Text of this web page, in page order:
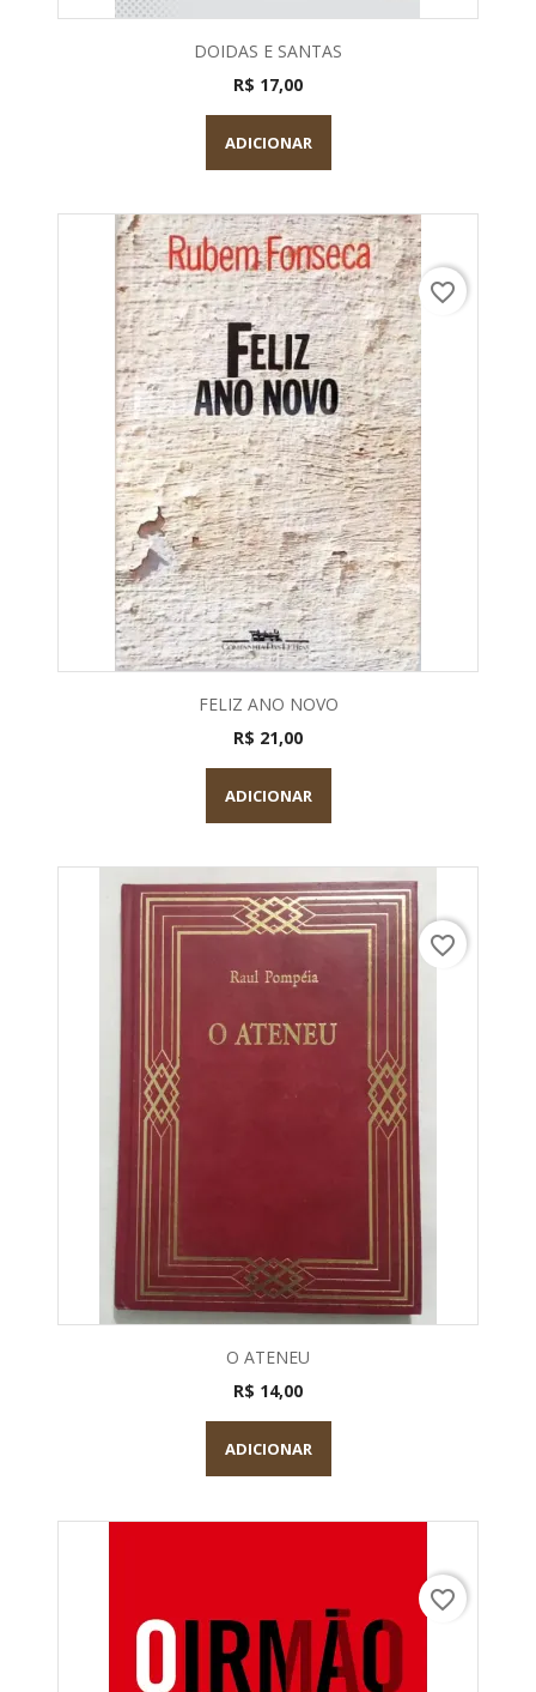
DOIDAS E SANTAS
R$ 17,00
ADICIONAR
FELIZ ANO NOVO
R$ 21,00
ADICIONAR
favorite_border
O ATENEU
R$ 14,00
ADICIONAR
favorite_border
favorite_border